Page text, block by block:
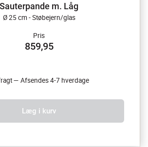
Sauterpande m. Låg
Ø 25 cm - Støbejern/glas
Pris
859,95
— Afsendes 4-7 hverdage
Læg i kurv